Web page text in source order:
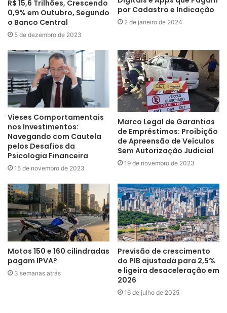
R$ 15,6 Trilhões, Crescendo
0,9% em Outubro, Segundo
o Banco Central
5 de dezembro de 2023
por Cadastro e Indicação
2 de janeiro de 2024
Vieses Comportamentais
nos Investimentos:
Navegando com Cautela
pelos Desafios da
Psicologia Financeira
15 de novembro de 2023
Marco Legal de Garantias
de Empréstimos: Proibição
de Apreensão de Veículos
Sem Autorização Judicial
19 de novembro de 2023
Motos 150 e 160 cilindradas
pagam IPVA?
3 semanas atrás
Previsão de crescimento
do PIB ajustada para 2,5%
e ligeira desaceleração em
2026
16 de julho de 2025